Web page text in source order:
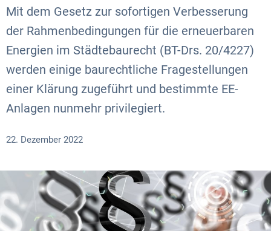
Mit dem Gesetz zur sofortigen Verbesserung
der Rahmenbedingungen für die erneuerbaren
Energien im Städtebaurecht (BT-Drs. 20/4227)
werden einige baurechtliche Fragestellungen
einer Klärung zugeführt und bestimmte EE-
Anlagen nunmehr privilegiert.
22. Dezember 2022